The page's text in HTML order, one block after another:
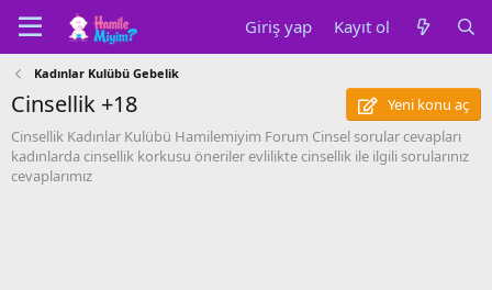
Giriş yap Kayıt ol
Kadınlar Kulübü Gebelik
Cinsellik +18
Yeni konu aç
Cinsellik Kadınlar Kulübü Hamilemiyim Forum Cinsel sorular cevapları
kadınlarda cinsellik korkusu öneriler evlilikte cinsellik ile ilgili sorularınız
cevaplarımız